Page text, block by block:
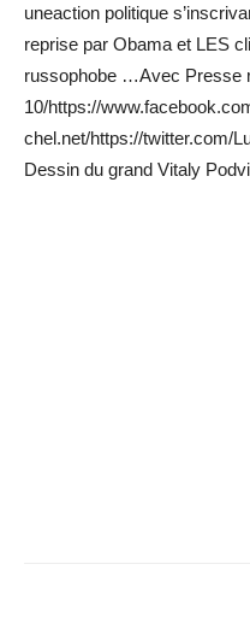
uneaction politique
reprise par Obama et LES
russophobe …Avec Presse
10/https://
chel.net/https://twitter.com/
Dessin du grand Vitaly